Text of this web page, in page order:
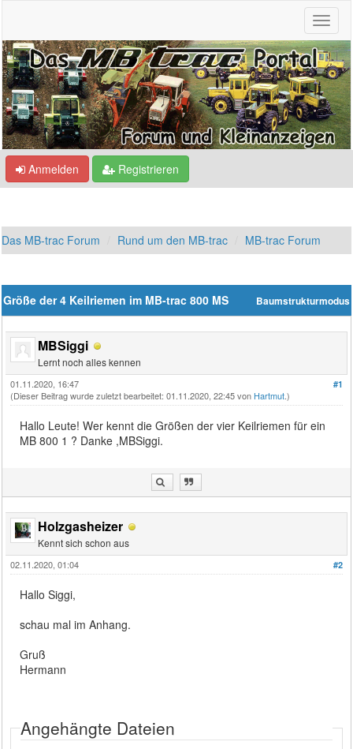
Anmelden Registrieren
Das MB-trac Forum Rund um den MB-trac MB-trac Forum
Baumstrukturmodus
Größe der 4 Keilriemen im MB-trac 800 MS
MBSiggi
Lernt noch alles kennen
#1
01.11.2020, 16:47
(Dieser Beitrag wurde zuletzt bearbeitet: 01.11.2020, 22:45 von Hartmut.)
Hallo Leute! Wer kennt die Größen der vier Keilriemen für ein
MB 800 1 ? Danke ,MBSiggi.
Holzgasheizer
Kennt sich schon aus
#2
02.11.2020, 01:04
Hallo Siggi,
schau mal im Anhang.
Gruß
Hermann
Angehängte Dateien